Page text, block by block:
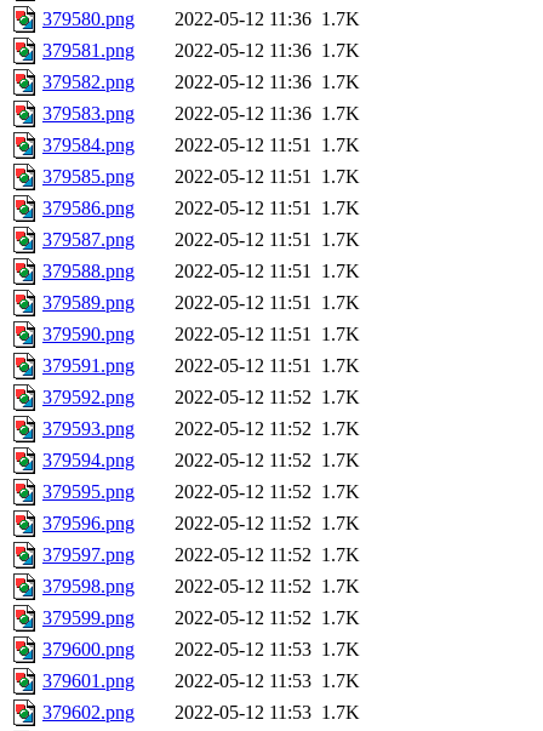
379580.png
2022-05-12 11:36 1.7K
379581.png
2022-05-12 11:36 1.7K
379582.png
2022-05-12 11:36 1.7K
379583.png
2022-05-12 11:36 1.7K
379584.png
2022-05-12 11:51 1.7K
379585.png
2022-05-12 11:51 1.7K
379586.png
2022-05-12 11:51 1.7K
379587.png
2022-05-12 11:51 1.7K
379588.png
2022-05-12 11:51 1.7K
379589.png
2022-05-12 11:51 1.7K
379590.png
2022-05-12 11:51 1.7K
379591.png
2022-05-12 11:51 1.7K
379592.png
2022-05-12 11:52 1.7K
379593.png
2022-05-12 11:52 1.7K
379594.png
2022-05-12 11:52 1.7K
379595.png
2022-05-12 11:52 1.7K
379596.png
2022-05-12 11:52 1.7K
379597.png
2022-05-12 11:52 1.7K
379598.png
2022-05-12 11:52 1.7K
379599.png
2022-05-12 11:52 1.7K
379600.png
2022-05-12 11:53 1.7K
379601.png
2022-05-12 11:53 1.7K
379602.png
2022-05-12 11:53 1.7K